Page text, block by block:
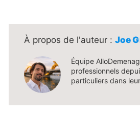
Joe
Équipe
professionnels
particuliers dans